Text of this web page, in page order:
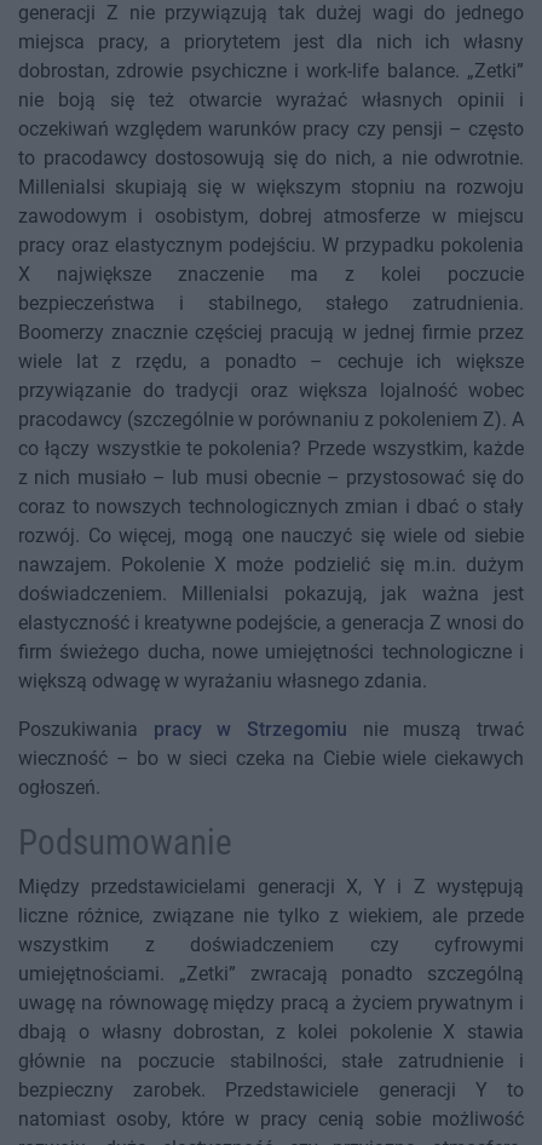
generacji Z nie przywiązują tak dużej wagi do jednego
miejsca pracy, a priorytetem jest dla nich ich własny
dobrostan, zdrowie psychiczne i work-life balance. „Zetki”
nie boją się też otwarcie wyrażać własnych opinii i
oczekiwań względem warunków pracy czy pensji – często
to pracodawcy dostosowują się do nich, a nie odwrotnie.
Millenialsi skupiają się w większym stopniu na rozwoju
zawodowym i osobistym, dobrej atmosferze w miejscu
pracy oraz elastycznym podejściu. W przypadku pokolenia
X największe znaczenie ma z kolei poczucie
bezpieczeństwa i stabilnego, stałego zatrudnienia.
Boomerzy znacznie częściej pracują w jednej firmie przez
wiele lat z rzędu, a ponadto – cechuje ich większe
przywiązanie do tradycji oraz większa lojalność wobec
pracodawcy (szczególnie w porównaniu z pokoleniem Z). A
co łączy wszystkie te pokolenia? Przede wszystkim, każde
z nich musiało – lub musi obecnie – przystosować się do
coraz to nowszych technologicznych zmian i dbać o stały
rozwój. Co więcej, mogą one nauczyć się wiele od siebie
nawzajem. Pokolenie X może podzielić się m.in. dużym
doświadczeniem. Millenialsi pokazują, jak ważna jest
elastyczność i kreatywne podejście, a generacja Z wnosi do
firm świeżego ducha, nowe umiejętności technologiczne i
większą odwagę w wyrażaniu własnego zdania.
Poszukiwania pracy w Strzegomiu nie muszą trwać
wieczność – bo w sieci czeka na Ciebie wiele ciekawych
ogłoszeń.
Podsumowanie
Między przedstawicielami generacji X, Y i Z występują
liczne różnice, związane nie tylko z wiekiem, ale przede
wszystkim z doświadczeniem czy cyfrowymi
umiejętnościami. „Zetki” zwracają ponadto szczególną
uwagę na równowagę między pracą a życiem prywatnym i
dbają o własny dobrostan, z kolei pokolenie X stawia
głównie na poczucie stabilności, stałe zatrudnienie i
bezpieczny zarobek. Przedstawiciele generacji Y to
natomiast osoby, które w pracy cenią sobie możliwość